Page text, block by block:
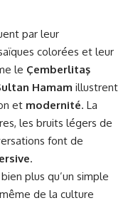
par leur
colorées et leur
le Çemberlitaş
Hamam illustrent
et modernité. La
les bruits légers de
font de
.
plus qu’un simple
de la culture